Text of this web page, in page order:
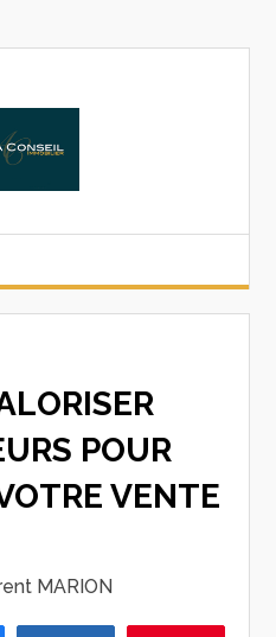
POUR
VENTE
MARION